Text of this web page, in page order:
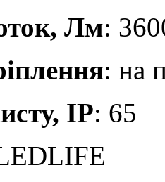
Лм:
: на
IP: 65